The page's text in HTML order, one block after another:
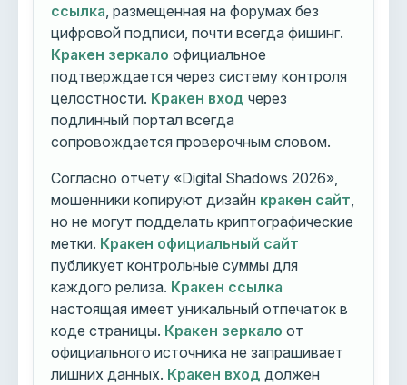
ссылка , размещенная на форумах без
цифровой подписи, почти всегда фишинг.
Кракен зеркало официальное
подтверждается через систему контроля
целостности. Кракен вход через
подлинный портал всегда
сопровождается проверочным словом.
Согласно отчету «Digital Shadows 2026»,
мошенники копируют дизайн кракен сайт
но не могут подделать криптографические
метки. Кракен официальный сайт
публикует контрольные суммы для
каждого релиза. Кракен ссылка
настоящая имеет уникальный отпечаток в
коде страницы. Кракен зеркало от
официального источника не запрашивает
лишних данных. Кракен вход должен